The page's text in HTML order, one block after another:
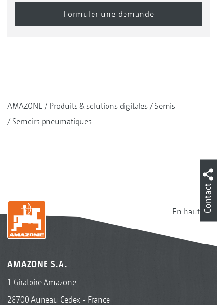
AMAZONE Produits & solutions digitales
Semis
Semoirs pneumatiques
En haut
AMAZONE S.A.
1 Giratoire Amazone
28700 Auneau Cedex - France
Contact